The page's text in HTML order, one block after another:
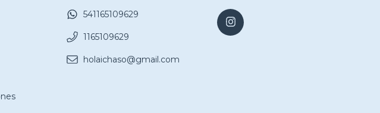
541165109629
1165109629
holaichaso@gmail.com